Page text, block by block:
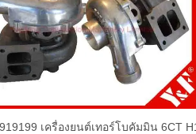
เครื่องยนต์เทอร์โบคัมมิน 6CT